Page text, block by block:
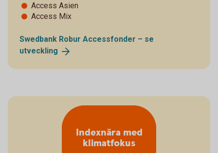
Access Asien
Access Mix
Swedbank Robur Accessfonder – se
utveckling
Indexnära med
klimatfokus